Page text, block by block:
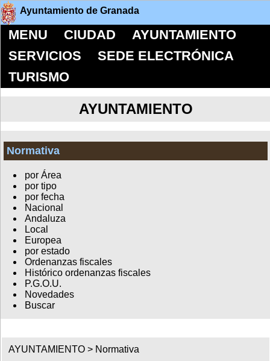
Ayuntamiento de Granada
MENU CIUDAD
AYUNTAMIENTO
SERVICIOS
SEDE ELECTRÓNICA
TURISMO
AYUNTAMIENTO
Normativa
por Área
por tipo
por fecha
Nacional
Andaluza
Local
Europea
por estado
Ordenanzas fiscales
Histórico ordenanzas fiscales
P.G.O.U.
Novedades
Buscar
AYUNTAMIENTO > Normativa